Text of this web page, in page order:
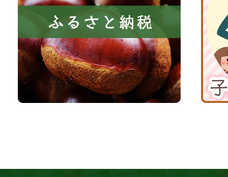
き
町
京
と
税
子
育
て
応
援